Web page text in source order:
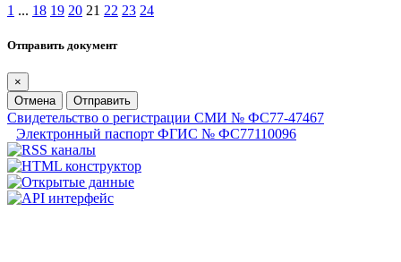
1 ... 18 19 20 21 22 23 24
Отправить документ
×
Отмена
Отправить
Свидетельство о регистрации СМИ № ФС77-47467
Электронный паспорт ФГИС № ФС77110096